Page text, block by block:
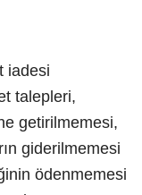
iadesi
talepleri,
getirilmemesi,
giderilmemesi
ödenmemesi